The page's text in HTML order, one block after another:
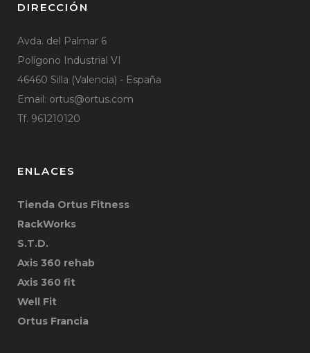
DIRECCIÓN
Avda. del Palmar 6
Polígono Industrial VI
46460 Silla (Valencia) - España
Email: ortus@ortus.com
Tf. 961210120
ENLACES
Tienda Ortus Fitness
RackWorks
S.T.D.
Axis 360 rehab
Axis 360 fit
Well Fit
Ortus Francia